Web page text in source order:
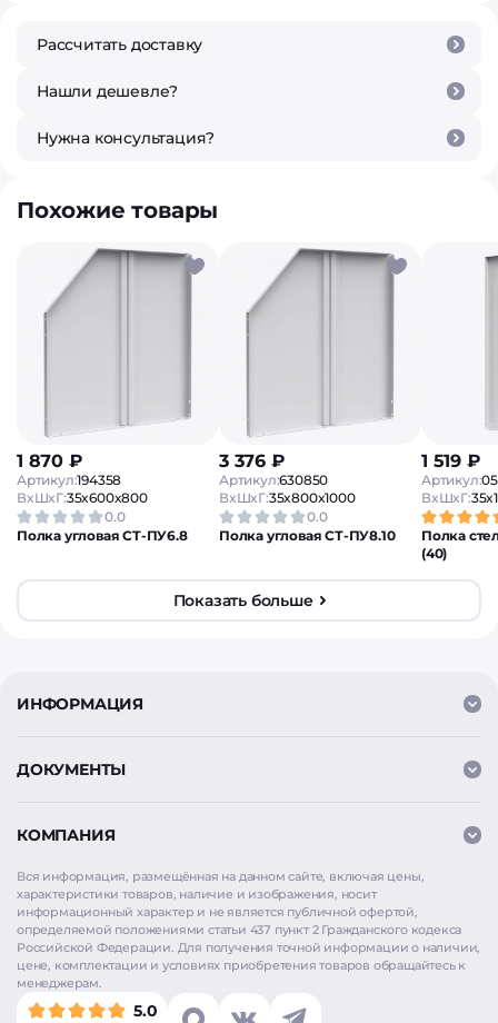
Рассчитать доставку
Нашли дешевле?
Нужна консультация?
Похожие товары
1 870 ₽
Артикул:194358
ВxШxГ:35x600x800
0.0
Полка угловая СТ-ПУ6.8
3 376 ₽
Артикул:630850
ВxШxГ:35x800x1000
0.0
Полка угловая СТ-ПУ8.10
1 519 ₽
Артикул:
ВxШxГ:
Полка
(40)
Показать больше
Вся информация, размещённая на данном сайте, включая цены,
характеристики товаров, наличие и изображения, носит
информационный характер и не является публичной офертой,
определяемой положениями статьи 437 пункт 2 Гражданского кодекса
Российской Федерации. Для получения точной информации о наличии,
цене, комплектации и условиях приобретения товаров обращайтесь к
менеджерам.
5.0
ИНФОРМАЦИЯ
ДОКУМЕНТЫ
КОМПАНИЯ